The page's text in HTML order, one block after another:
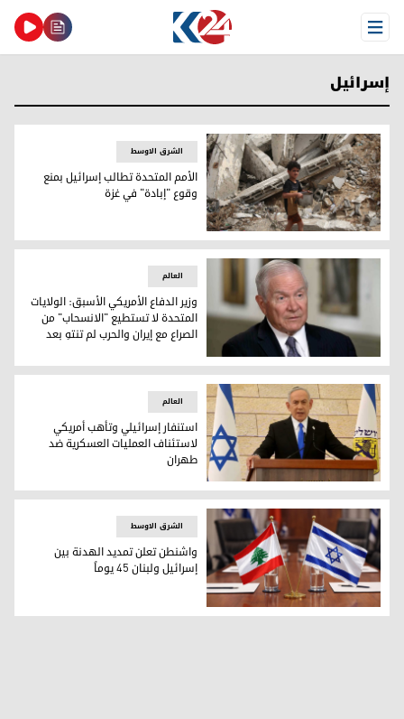
Open Menu
إسرائيل
الأمم المتحدة تطالب إسرائيل بمنع وقوع "إبادة" في غزة
الشرق الاوسط
الأمم المتحدة تطالب إسرائيل بمنع
وقوع "إبادة" في غزة
وزير الدفاع الأمريكي الأسبق: الولايات المتحدة لا تستطيع
العالم
وزير الدفاع الأمريكي الأسبق: الولايات
المتحدة لا تستطيع "الانسحاب" من
الصراع مع إيران والحرب لم تنتهِ بعد
استنفار إسرائيلي وتأهب أمريكي لاستئناف العمليات
العالم
استنفار إسرائيلي وتأهب أمريكي
لاستئناف العمليات العسكرية ضد
طهران
واشنطن تعلن تمديد الهدنة بين إسرائيل ولبنان 45 يوماً
الشرق الاوسط
واشنطن تعلن تمديد الهدنة بين
إسرائيل ولبنان 45 يوماً